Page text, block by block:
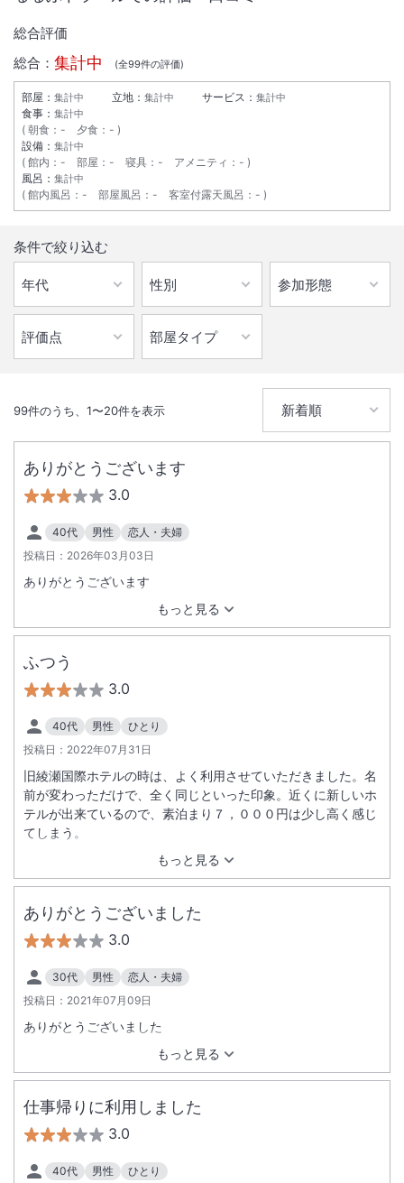
総合評価
総合： 集計中 (全99件の評価)
部屋： 集計中 立地： 集計中 サービス： 集計中
食事： 集計中
朝食 ： - 夕食 ： -
設備： 集計中
館内 ： - 部屋 ： - 寝具 ： - アメニティ ： -
風呂： 集計中
館内風呂 ： - 部屋風呂 ： - 客室付露天風呂 ： -
条件で絞り込む
99件のうち、 1〜20件を表示
ありがとうございます
3.0
40代 男性
恋人・夫婦
投稿日： 2026年03月03日
もっと見る
ありがとうございます
ふつう
3.0
40代 男性
ひとり
投稿日： 2022年07月31日
もっと見る
旧綾瀬国際ホテルの時は、よく利用させていただきました。名
前が変わっただけで、全く同じといった印象。近くに新しいホ
テルが出来ているので、素泊まり７，０００円は少し高く感じ
てしまう。
ありがとうございました
3.0
30代 男性
恋人・夫婦
投稿日： 2021年07月09日
もっと見る
ありがとうございました
仕事帰りに利用しました
3.0
40代 男性 ひとり